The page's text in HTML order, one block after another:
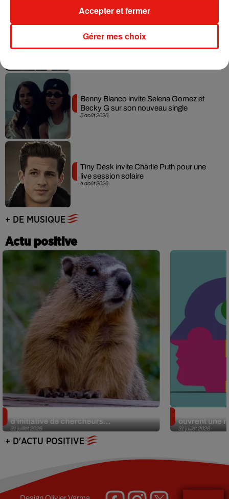
7 août 2026
collaboration tant attendue
5 août 2026
Benny Blanco invite Selena Gomez et
Becky G sur son nouveau single
4 août 2026
Tiny Desk invite Charlie Puth pour une
live session solaire
+ DE MUSIQUE
Actu positive
31 juillet 2026
d’initiative de chercheurs...
31 juillet 2026
ouvrent une
+ D'ACTU POSITIVE
Gérer mes choix
Accepter et fermer